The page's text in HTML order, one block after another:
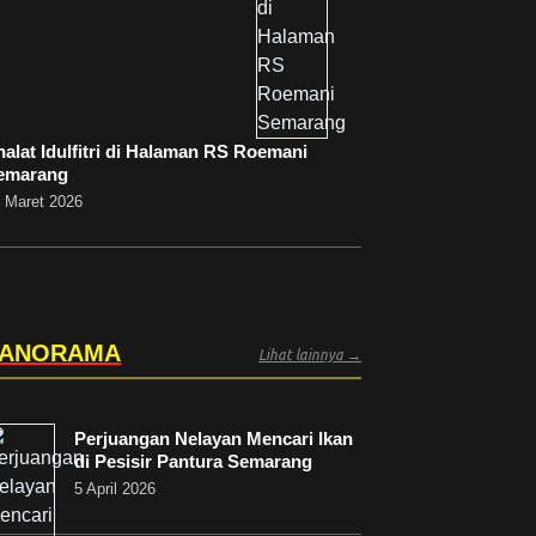
Idulfitri di Halaman RS Roemani
Maret 2026
Lihat lainnya →
Perjuangan Nelayan Mencari Ikan
di Pesisir Pantura Semarang
5 April 2026